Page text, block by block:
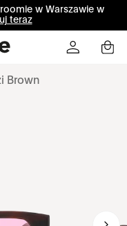
w Warszawie w
teraz
Brown